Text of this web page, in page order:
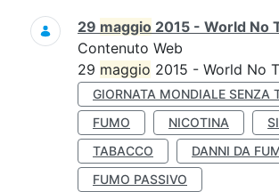
Ricerca
29 maggio 2015 - World No
Contenuto Web
29 maggio 2015 - World No
GIORNATA MONDIALE SENZA
FUMO
NICOTINA
TABACCO
DANNI DA
FUMO PASSIVO